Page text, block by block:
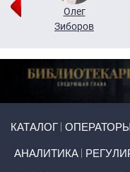
Олег
Зиборов
КАТАЛОГ ОПЕРАТОРЫ
АНАЛИТИКА